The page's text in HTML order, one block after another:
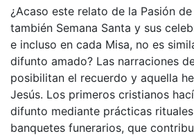
¿Acaso este relato de la Pasión
también Semana Santa y sus
e incluso en cada Misa, no es
difunto amado? Las narraciones
posibilitan el recuerdo y aquella
Jesús. Los primeros cristianos
difunto mediante prácticas
banquetes funerarios, que